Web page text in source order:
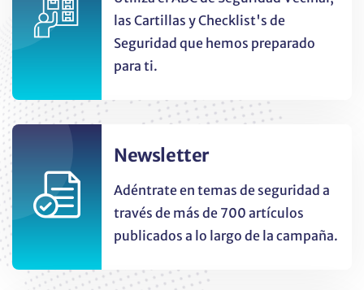
las Cartillas y Checklist's de
Seguridad que hemos preparado
para ti.
Newsletter
Adéntrate en temas de seguridad a
través de más de 700 artículos
publicados a lo largo de la campaña.